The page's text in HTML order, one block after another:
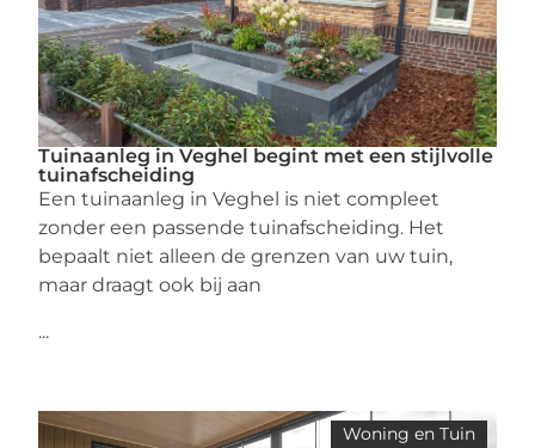
Tuinaanleg in Veghel begint met een stijlvolle
tuinafscheiding
Een tuinaanleg in Veghel is niet compleet
zonder een passende tuinafscheiding. Het
bepaalt niet alleen de grenzen van uw tuin,
maar draagt ook bij aan
...
Woning en Tuin